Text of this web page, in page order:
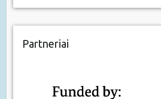
Partneriai